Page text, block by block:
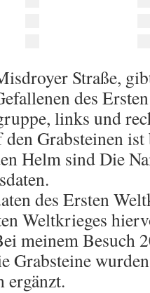
Straße,
des
links und
Grabsteinen
Helm sind Die
des Ersten
Weltkrieges
meinem Besuch
Grabsteine